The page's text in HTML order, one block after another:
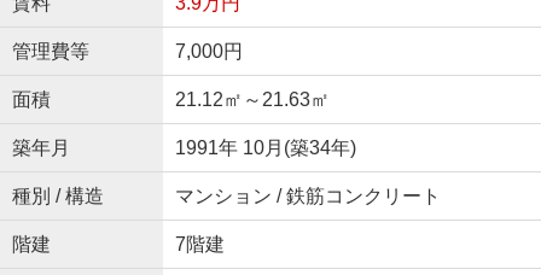
管理費等 7,000円
面積 21.12㎡～21.63㎡
築年月 1991年 10月(築34年)
種別 / 構造 マンション / 鉄筋コンクリート
階建 7階建